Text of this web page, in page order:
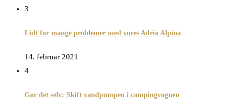
3
Lidt for mange problemer med vores Adria Alpina
14. februar 2021
4
Gør det selv: Skift vandpumpen i campingvognen